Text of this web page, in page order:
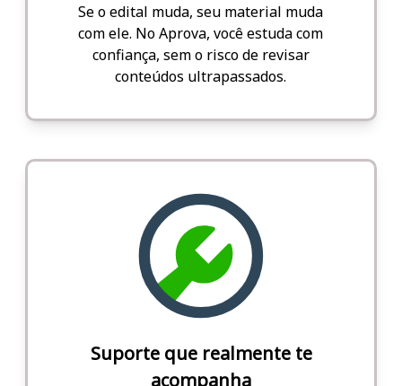
Se o edital muda, seu material muda
com ele. No Aprova, você estuda com
confiança, sem o risco de revisar
conteúdos ultrapassados.
Suporte que realmente te
acompanha